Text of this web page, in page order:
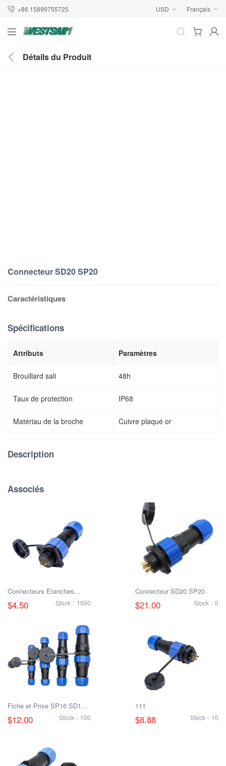
+86 15899755725 USD Français
Détails du Produit
Connecteur SD20 SP20
Caractéristiques
Spécifications
Attributs Paramètres
Brouillard sali 48h
Taux de protection IP68
Matériau de la broche Cuivre plaqué or
Description
Associés
Connecteurs Etanches
SP20 SD20 à 2 Broches,
Prise Féminine Mâle Carrée
$4.50 Stock：1000
Connecteur SD20 SP20
$21.00 Stock：0
Fiche et Prise SP16 SD16
IP68
$12.00 Stock：100
111
$8.88 Stock：10